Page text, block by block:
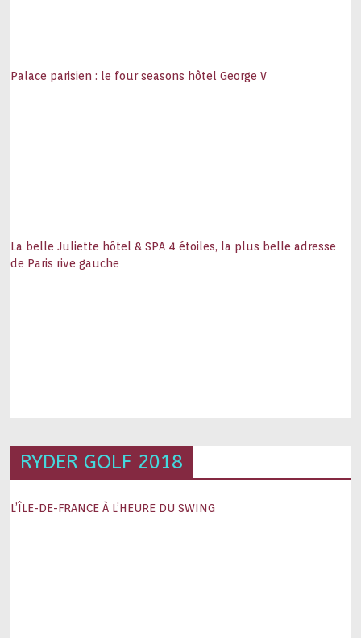
Palace parisien : le four seasons hôtel George V
La belle Juliette hôtel & SPA 4 étoiles, la plus belle adresse
de Paris rive gauche
RYDER GOLF 2018
L’ÎLE-DE-FRANCE À L’HEURE DU SWING